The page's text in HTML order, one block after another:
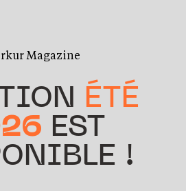
Magazine
ÉTÉ
EST
!